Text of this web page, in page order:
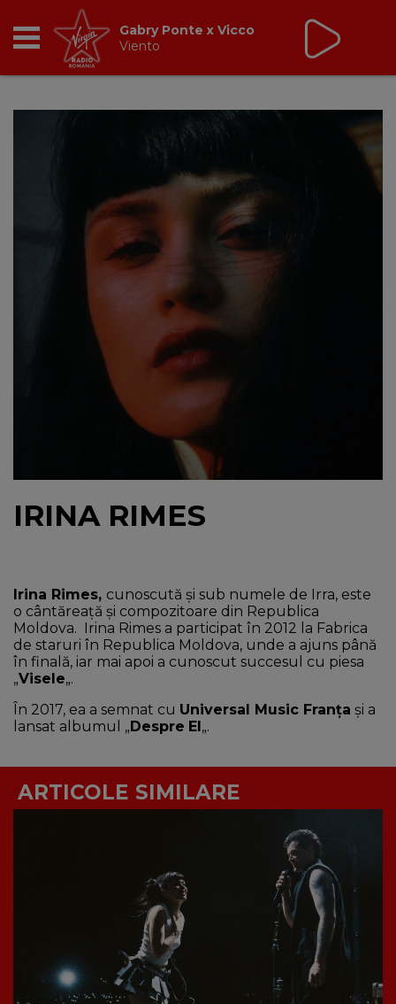
DANCEFLOOR CHART
RADIO ACADEMY
Trebuie
cu Valeriu Șerban
IRINA RIMES
Irina Rimes, cunoscută și sub numele de Irra, este
o cântăreață și compozitoare din Republica
Moldova. Irina Rimes a participat în 2012 la Fabrica
de staruri în Republica Moldova, unde a ajuns până
în finală, iar mai apoi a cunoscut succesul cu piesa
„Visele„.
În 2017, ea a semnat cu Universal Music Franța și a
lansat albumul „Despre El„.
ARTICOLE SIMILARE